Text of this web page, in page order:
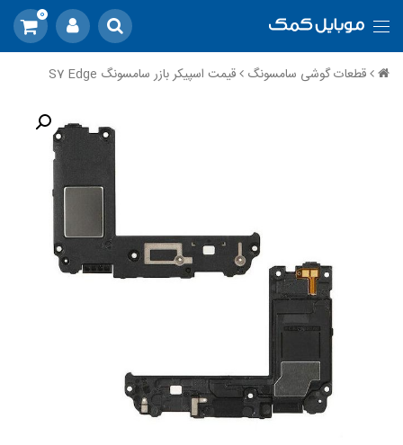
0
قطعات گوشی سامسونگ قیمت اسپیکر بازر سامسونگ S7 Edge